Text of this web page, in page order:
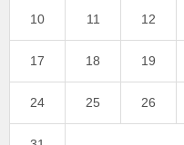
10 11 12
17 18 19
24 25 26